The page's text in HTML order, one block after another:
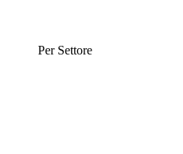
Per Settore